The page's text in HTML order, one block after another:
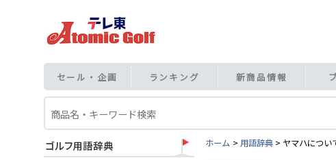
セール・企画 ランキング 新商品情報
ホーム 用語辞典 ヤマハについ